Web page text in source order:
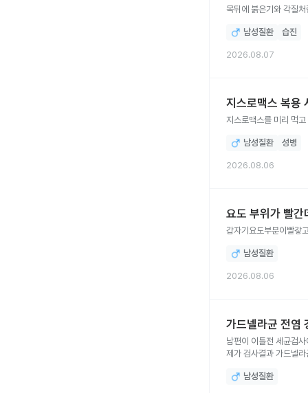
목뒤에 붉은기와 각질
남성질환 습진
2026.08.07
지스로맥스 복용
남성질환 성병
2026.08.06
요도 부위가 빨
갑자기요도부분이빨갛
남성질환
2026.08.06
가드넬라균 전염
남편이 이틀전 세균검
제가 검사결과 가드넬
남성질환